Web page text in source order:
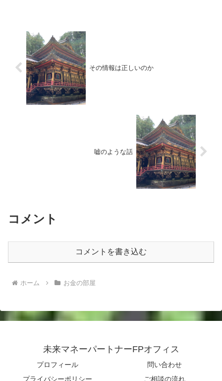
その情報は正しいのか
嘘のような話
コメント
コメントを書き込む
ホーム お金の部屋
未来マネーパートナーFPオフィス
プロフィール
問い合わせ
プライバシーポリシー
ご相談の流れ